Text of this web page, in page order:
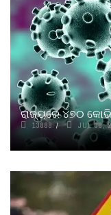
ରାଜ୍ୟରେ ୪୭୦
13888 JUL 08,